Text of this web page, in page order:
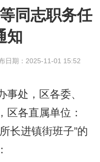
同志职务任
知
日期：2025-11-01 15:52
事处，区各委、
区各直属单位：
长进镇街班子”的